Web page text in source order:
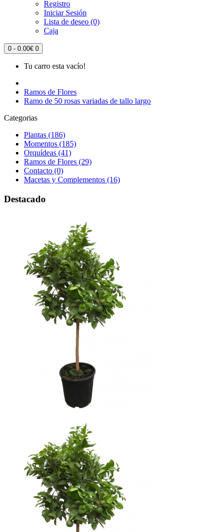
Registro
Iniciar Sesión
Lista de deseo (0)
Caja
0 - 0.00€ 0
Tu carro esta vacío!
Ramos de Flores
Ramo de 50 rosas variadas de tallo largo
Categorias
Plantas (186)
Momentos (185)
Orquídeas (41)
Ramos de Flores (29)
Contacto (0)
Macetas y Complementos (16)
Destacado